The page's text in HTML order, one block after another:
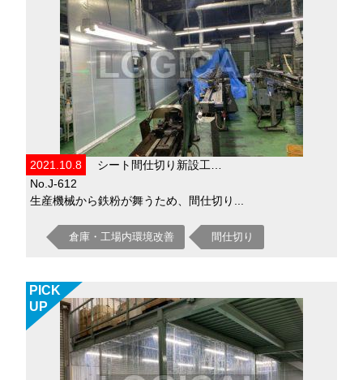
2021.10.8
シート間仕切り新設工…
No.J-612
生産機械から鉄粉が舞うため、間仕切り...
倉庫・工場内環境改善 間仕切り
PICK
UP